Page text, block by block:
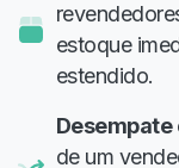
estoque
estendido.
de um